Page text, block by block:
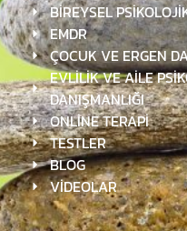
BİREYSEL
EMDR
ÇOCUK VE ERGEN
EVLİLİK VE AİLE
DANIŞMANLIĞI
ONLİNE TERAPİ
TESTLER
BLOG
VİDEOLAR